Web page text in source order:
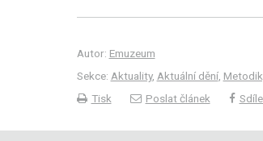
Autor: Emuzeum
Sekce: Aktuality, Aktuální dění,
Tisk
Poslat článek